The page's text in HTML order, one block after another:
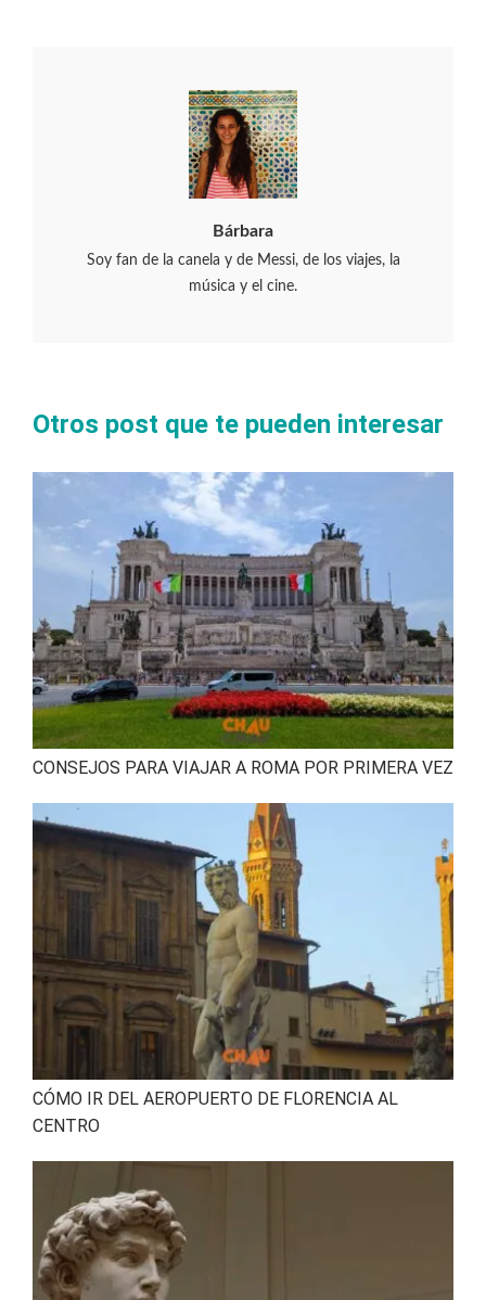
Bárbara
Soy fan de la canela y de Messi, de los viajes, la
música y el cine.
Otros post que te pueden interesar
CONSEJOS PARA VIAJAR A ROMA POR PRIMERA VEZ
CÓMO IR DEL AEROPUERTO DE FLORENCIA AL
CENTRO